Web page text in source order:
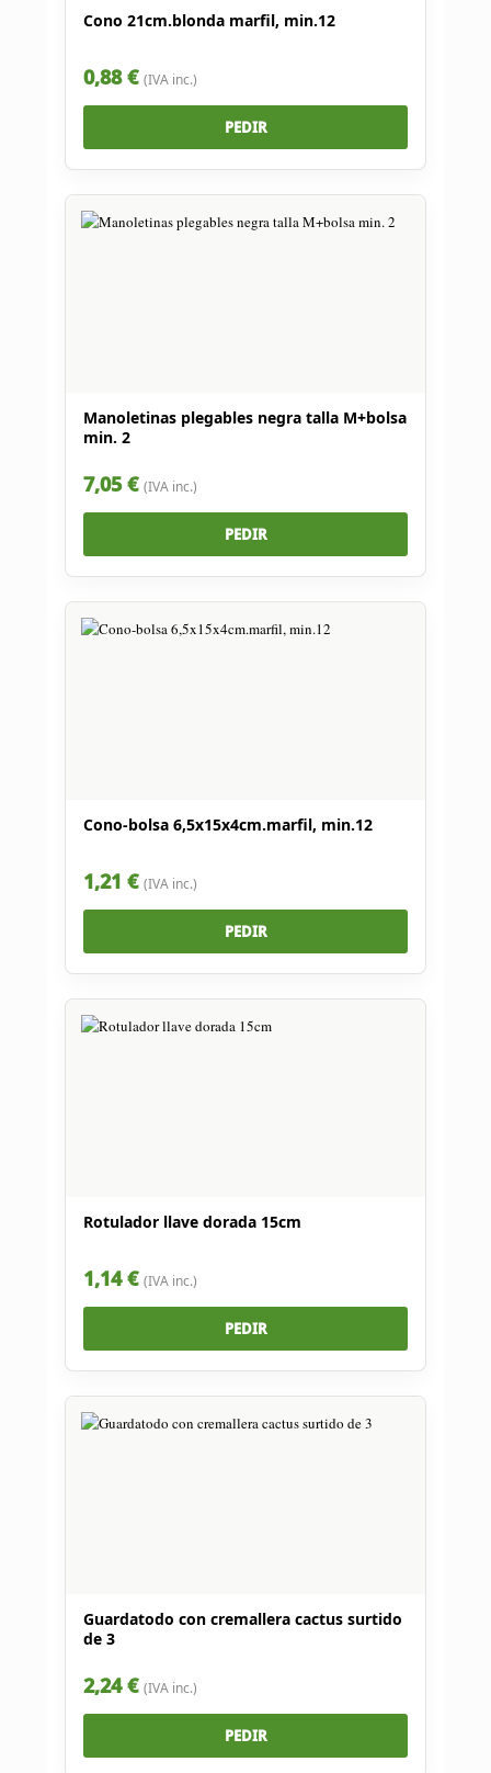
Cono 21cm.blonda marfil, min.12
0,88 € (IVA inc.)
PEDIR
Manoletinas plegables negra talla M+bolsa
min. 2
7,05 € (IVA inc.)
PEDIR
Cono-bolsa 6,5x15x4cm.marfil, min.12
1,21 € (IVA inc.)
PEDIR
Rotulador llave dorada 15cm
1,14 € (IVA inc.)
PEDIR
Guardatodo con cremallera cactus surtido
de 3
2,24 € (IVA inc.)
PEDIR